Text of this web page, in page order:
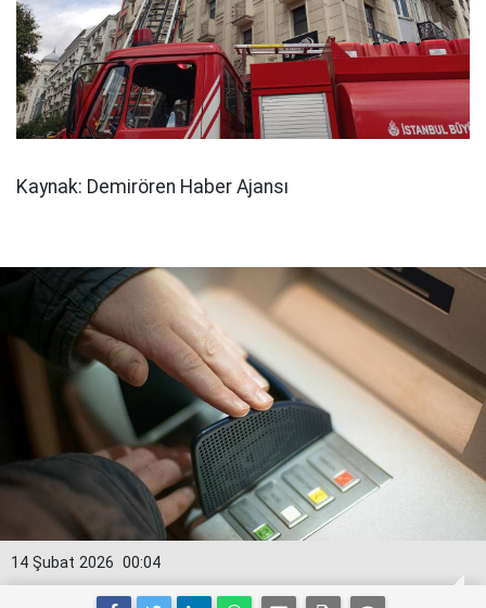
Kaynak: Demirören Haber Ajansı
00:04
14 Şubat 2026